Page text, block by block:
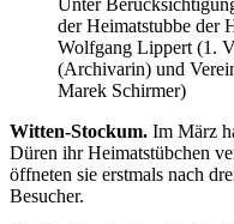
der Heimatstubbe der
Wolfgang Lippert (1.
(Archivarin) und
Marek Schirmer)
Witten-Stockum. Im März
Düren ihr Heimatstübchen
öffneten sie erstmals nach
Besucher.